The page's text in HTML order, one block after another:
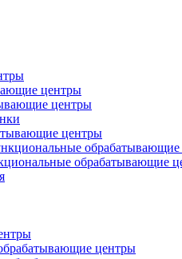
центры
центры
центры
обрабатывающие
центры